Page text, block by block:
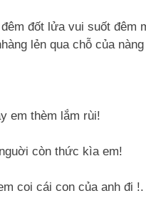
đốt lửa vui suốt đêm
lẻn qua chỗ của nàng
em thèm lắm rùi!
còn thức kìa em!
coi cái con của anh đi !.